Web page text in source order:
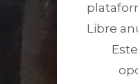
Libre